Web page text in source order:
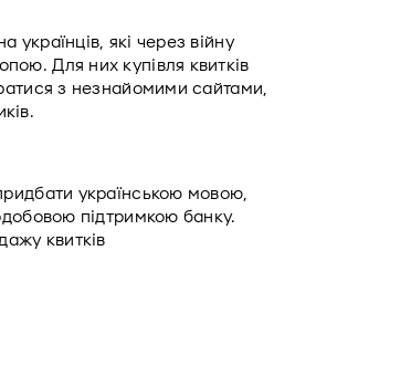
які через війну
Для них купівля квитків
з незнайомими сайтами,
українською мовою,
підтримкою банку.